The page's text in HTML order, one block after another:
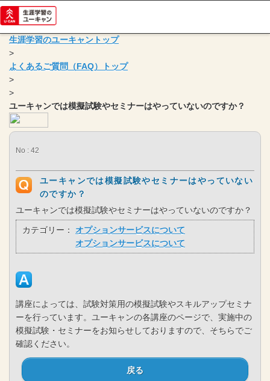
生涯学習のユーキャントップ
>
よくあるご質問（FAQ）トップ
>
>
ユーキャンでは模擬試験やセミナーはやっていないのですか？
No : 42
ユーキャンでは模擬試験やセミナーはやっていない
のですか？
ユーキャンでは模擬試験やセミナーはやっていないのですか？
カテゴリー：
オプションサービスについて
オプションサービスについて
講座によっては、試験対策用の模擬試験やスキルアップセミナ
ーを行っています。ユーキャンの各講座のページで、実施中の
模擬試験・セミナーをお知らせしておりますので、そちらでご
確認ください。
戻る